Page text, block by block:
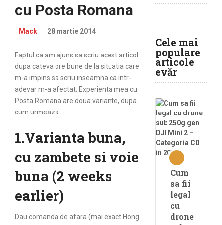
cu Posta Romana
Mack 28 martie 2014
Faptul ca am ajuns sa scriu acest articol
dupa cateva ore bune de la situatia care
m-a impins sa scriu inseamna ca intr-
adevar m-a afectat. Experienta mea cu
Posta Romana are doua variante, dupa
cum urmeaza:
1.Varianta buna,
cu zambete si voie
buna (2 weeks
earlier)
Dau comanda de afara (mai exact Hong
Cele mai
populare
articole
evăr
Cum
sa fii
legal
cu
drone